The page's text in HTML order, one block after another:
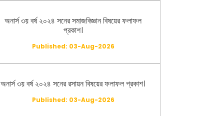
অনার্স ৩য় বর্ষ ২০২৪ সনের সমাজবিজ্ঞান বিষয়ের ফলাফল
প্রকাশ।
Published: 03-Aug-2026
অনার্স ৩য় বর্ষ ২০২৪ সনের রসায়ন বিষয়ের ফলাফল প্রকাশ।
Published: 03-Aug-2026